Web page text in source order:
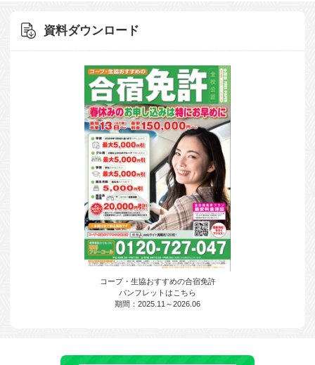
資料ダウンロード
コープ・生協おすすめの合宿免許
パンフレットはこちら
期間：2025.11～2026.06